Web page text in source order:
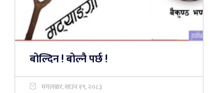
बोल्दिन ! बोल्नै पर्छ !
मंगलबार, साउन १९, २०८३